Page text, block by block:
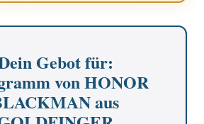
Gebot für:
von HONOR
aus